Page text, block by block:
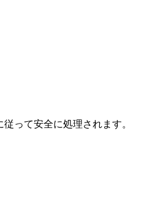
って安全に処理されます。